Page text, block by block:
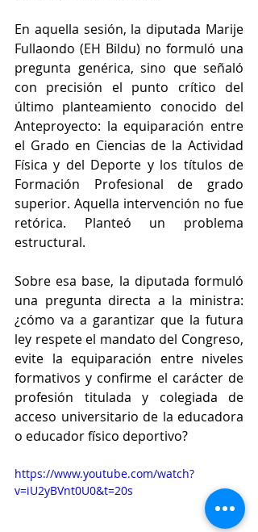
En aquella sesión, la diputada Marije
Fullaondo (EH Bildu) no formuló una
pregunta genérica, sino que señaló
con precisión el punto crítico del
último planteamiento conocido del
Anteproyecto: la equiparación entre
el Grado en Ciencias de la Actividad
Física y del Deporte y los títulos de
Formación Profesional de grado
superior. Aquella intervención no fue
retórica. Planteó un problema
estructural.
Sobre esa base, la diputada formuló
una pregunta directa a la ministra:
¿cómo va a garantizar que la futura
ley respete el mandato del Congreso,
evite la equiparación entre niveles
formativos y confirme el carácter de
profesión titulada y colegiada de
acceso universitario de la educadora
o educador físico deportivo?
https://www.youtube.com/watch?
v=iU2yBVnt0U0&t=20s